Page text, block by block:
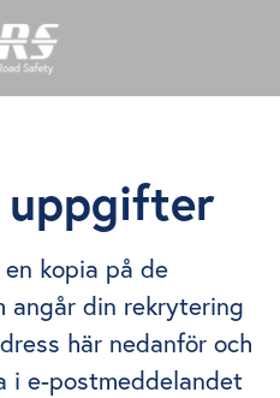
uppgifter
kopia på de
angår din rekrytering
här nedanför och
i e-postmeddelandet